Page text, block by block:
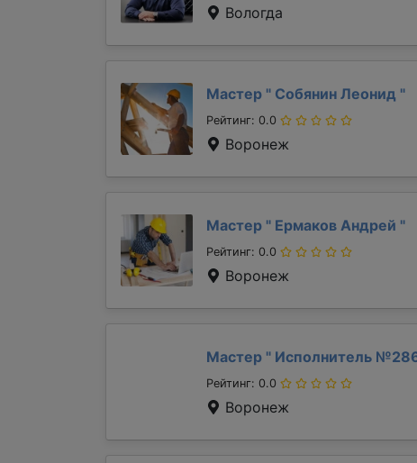
Вологда
Мастер " Собянин Леонид "
Рейтинг: 0.0
Воронеж
Мастер " Ермаков Андрей "
Рейтинг: 0.0
Воронеж
Мастер " Исполнитель
Рейтинг: 0.0
Воронеж